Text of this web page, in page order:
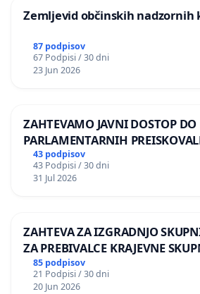
Zemljevid občinskih nadzornih
87 podpisov
67 Podpisi / 30 dni
23 Jun 2026
ZAHTEVAMO JAVNI DOSTOP
PARLAMENTARNIH
ILEGALNI TRGOVINI Z OROŽJEM
43 podpisov
43 Podpisi / 30 dni
31 Jul 2026
ZAHTEVA ZA IZGRADNJO
ZA PREBIVALCE KRAJEVNE
PRESTRANEK
85 podpisov
21 Podpisi / 30 dni
20 Jun 2026